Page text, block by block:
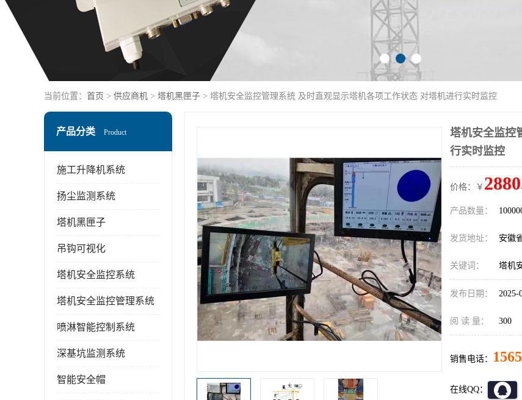
当前位置： 首页 > 供应商机 > 塔机黑匣子 > 塔机安全监控管理系统 及时直观显示塔机各项工作状态 对塔机进行实时监控
产品分类 Product
施工升降机系统
扬尘监测系统
塔机黑匣子
吊钩可视化
塔机安全监控系统
塔机安全监控管理系统
喷淋智能控制系统
深基坑监测系统
智能安全帽
塔机安全监控
行实时监控
价格：￥
产品数量：
发货地址： 安徽
关键词： 塔机
发布日期： 2025-
阅 读 量： 300
销售电话：
在线QQ：